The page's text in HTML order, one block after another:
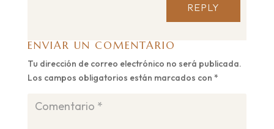
REPLY
ENVIAR UN COMENTARIO
Tu dirección de correo electrónico no será publicada.
Los campos obligatorios están marcados con *